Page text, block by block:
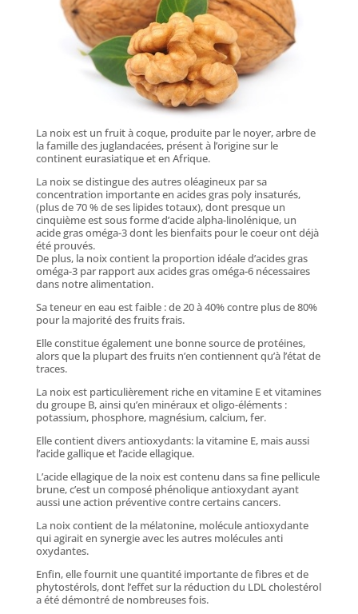
La noix est un fruit à coque, produite par le noyer, arbre de
la famille des juglandacées, présent à l’origine sur le
continent eurasiatique et en Afrique.
La noix se distingue des autres oléagineux par sa
concentration importante en acides gras poly insaturés,
(plus de 70 % de ses lipides totaux), dont presque un
cinquième est sous forme d’acide alpha-linolénique, un
acide gras oméga-3 dont les bienfaits pour le coeur ont déjà
été prouvés.
De plus, la noix contient la proportion idéale d’acides gras
oméga-3 par rapport aux acides gras oméga-6 nécessaires
dans notre alimentation.
Sa teneur en eau est faible : de 20 à 40% contre plus de 80%
pour la majorité des fruits frais.
Elle constitue également une bonne source de protéines,
alors que la plupart des fruits n’en contiennent qu’à l’état de
traces.
La noix est particulièrement riche en vitamine E et vitamines
du groupe B, ainsi qu’en minéraux et oligo-éléments :
potassium, phosphore, magnésium, calcium, fer.
Elle contient divers antioxydants: la vitamine E, mais aussi
l’acide gallique et l’acide ellagique.
L’acide ellagique de la noix est contenu dans sa fine pellicule
brune, c’est un composé phénolique antioxydant ayant
aussi une action préventive contre certains cancers.
La noix contient de la mélatonine, molécule antioxydante
qui agirait en synergie avec les autres molécules anti
oxydantes.
Enfin, elle fournit une quantité importante de fibres et de
phytostérols, dont l’effet sur la réduction du LDL cholestérol
a été démontré de nombreuses fois.